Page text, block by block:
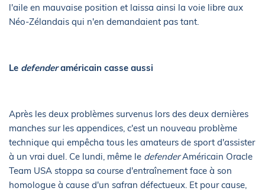
l'aile en mauvaise position et laissa ainsi la voie libre aux
Néo-Zélandais qui n'en demandaient pas tant.
Le defenderaméricain casse aussi
Après les deux problèmes survenus lors des deux dernières
manches sur les appendices, c'est un nouveau problème
technique qui empêcha tous les amateurs de sport d'assister
à un vrai duel. Ce lundi, même le defenderAméricain Oracle
Team USA stoppa sa course d'entraînement face à son
homologue à cause d'un safran défectueux. Et pour cause,